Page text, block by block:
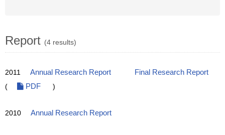
Report (4 results)
2011 Annual Research Report
Final Research Report
(
PDF )
2010 Annual Research Report